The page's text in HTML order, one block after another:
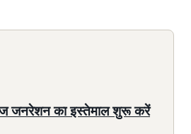
जनरेशन का इस्तेमाल शुरू करें